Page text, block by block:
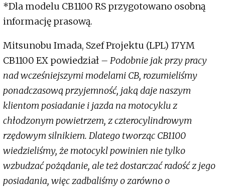
*Dla modelu CB1100 RS przygotowano osobną
informację prasową.
Mitsunobu Imada, Szef Projektu (LPL) 17YM
CB1100 EX powiedział – Podobnie jak przy pracy
nad wcześniejszymi modelami CB, rozumieliśmy
ponadczasową przyjemność, jaką daje naszym
klientom posiadanie i jazda na motocyklu z
chłodzonym powietrzem, z czterocylindrowym
rzędowym silnikiem. Dlatego tworząc CB1100
wiedzieliśmy, że motocykl powinien nie tylko
wzbudzać pożądanie, ale też dostarczać radość z jego
posiadania, więc zadbaliśmy o zarówno o